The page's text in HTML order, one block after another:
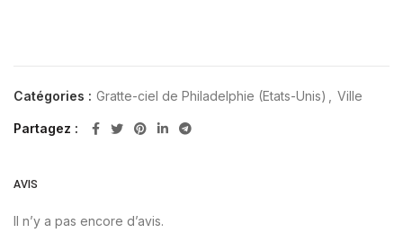
Catégories : Gratte-ciel de Philadelphie (Etats-Unis) Ville
Partagez
AVIS
Il n’y a pas encore d’avis.